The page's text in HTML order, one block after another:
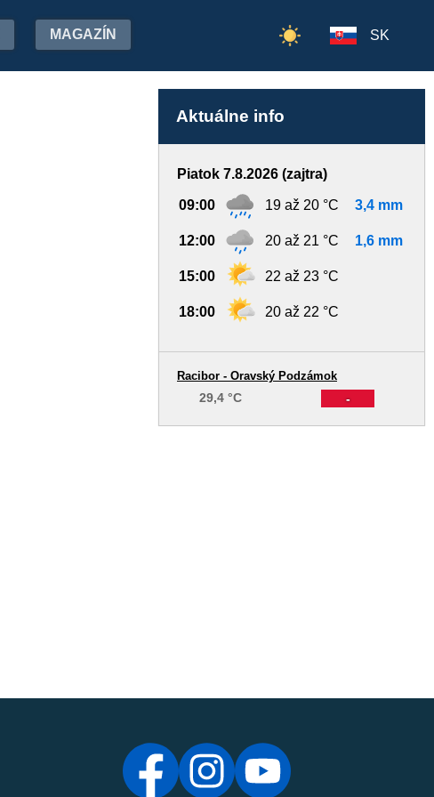
MAGAZÍN SK
Aktuálne info
Piatok 7.8.2026 (zajtra)
09:00 19 až 20 °C 3,4 mm
12:00 20 až 21 °C 1,6 mm
15:00 22 až 23 °C
18:00 20 až 22 °C
-
Racibor - Oravský Podzámok
29,4 °C